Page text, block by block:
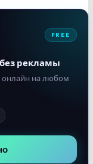
FREE
рекламы
онлайн на любом